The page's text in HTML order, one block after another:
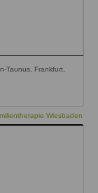
Taunus, Frankfurt,
Wiesbaden